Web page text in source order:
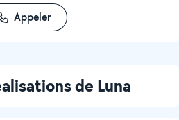
Appeler
de Luna